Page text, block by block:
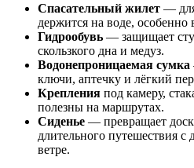
Спасательный жилет —
держится на воде,
Гидрообувь — защищает
скользкого дна и медуз.
Водонепроницаемая сумка
ключи, аптечку и лёгкий
Крепления под камеру,
полезны на маршрутах.
Сиденье — превращает
длительного путешествия
ветре.